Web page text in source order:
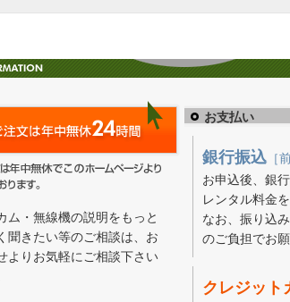
ム・無線機の説明をもっと
聞きたい等のご相談は、お
よりお気軽にご相談下さい
お支払い
銀行振込［
お申込後、銀
レンタル料金
なお、振り込
のご負担でお
クレジット